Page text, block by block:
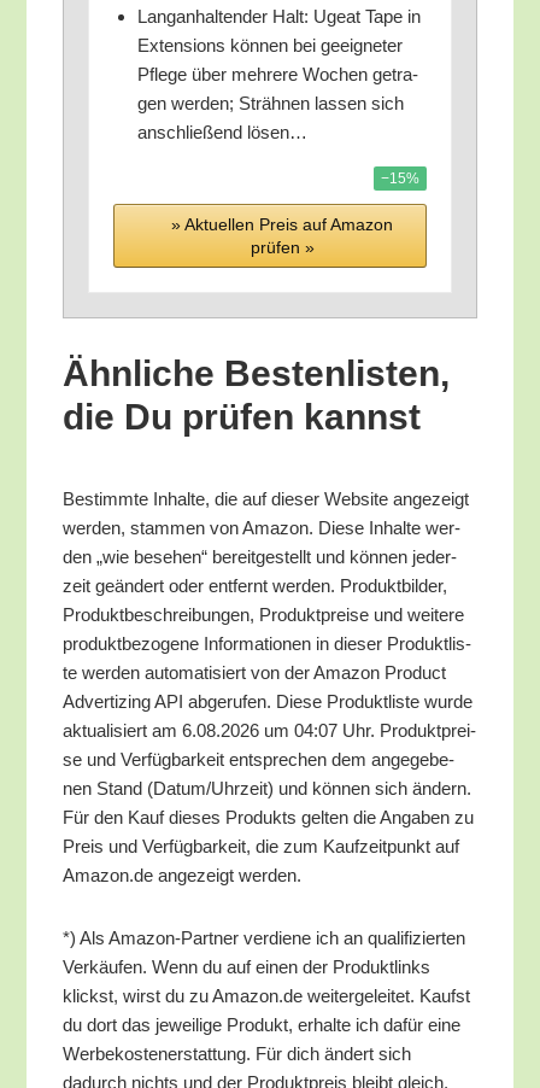
Lang­an­hal­ten­der Halt: Ugeat Tape in
Exten­si­ons kön­nen bei geeig­ne­ter
Pfle­ge über meh­re­re Wochen getra­
gen wer­den; Sträh­nen las­sen sich
anschlie­ßend lösen…
−15%
» Aktu­el­len Preis auf Ama­zon
prü­fen »
Ähn­li­che Bes­ten­lis­ten,
die Du prü­fen kannst
Bestimm­te Inhal­te, die auf die­ser Web­site ange­zeigt
wer­den, stam­men von Ama­zon. Die­se Inhal­te wer­
den „wie bese­hen“ bereit­ge­stellt und kön­nen jeder­
zeit geän­dert oder ent­fernt wer­den. Pro­dukt­bil­der,
Pro­dukt­be­schrei­bun­gen, Pro­dukt­prei­se und wei­te­re
pro­dukt­be­zo­ge­ne Infor­ma­tio­nen in die­ser Pro­dukt­lis­
te wer­den auto­ma­ti­siert von der Ama­zon Pro­duct
Adver­tiz­ing API abge­ru­fen. Die­se Pro­dukt­lis­te wur­de
aktua­li­siert am 6.08.2026 um 04:07 Uhr. Pro­dukt­prei­
se und Ver­füg­bar­keit ent­spre­chen dem ange­ge­be­
nen Stand (Datum/​Uhrzeit) und kön­nen sich ändern.
Für den Kauf die­ses Pro­dukts gel­ten die Anga­ben zu
Preis und Ver­füg­bar­keit, die zum Kauf­zeit­punkt auf
Amazon.de ange­zeigt werden.
*) Als Ama­zon-Part­ner ver­die­ne ich an qua­li­fi­zier­ten
Ver­käu­fen. Wenn du auf einen der Pro­dukt­links
klickst, wirst du zu Amazon.de wei­ter­ge­lei­tet. Kaufst
du dort das jewei­li­ge Pro­dukt, erhal­te ich dafür eine
Wer­be­kos­ten­er­stat­tung. Für dich ändert sich
dadurch nichts und der Pro­dukt­preis bleibt gleich.